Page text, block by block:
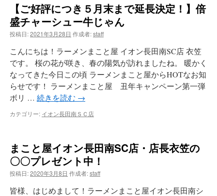
【ご好評につき５月末まで延長決定！】倍
盛チャーシュー牛じゃん
投稿日:2021年3月28日 作成者:staff
こんにちは！ラーメンまこと屋 イオン長田南SC店 衣笠
です。 桜の花が咲き、春の陽気が訪れましたね。 暖かく
なってきた今日この頃 ラーメンまこと屋からHOTなお知
らせです！ ラーメンまこと屋 丑年キャンペーン第一弾
ボリ … 続きを読む →
カテゴリー: イオン長田南ＳＣ店
まこと屋イオン長田南SC店・店長衣笠の
〇〇プレゼント中！
投稿日:2020年3月8日 作成者:staff
皆様、はじめまして！ラーメンまこと屋イオン長田南シ